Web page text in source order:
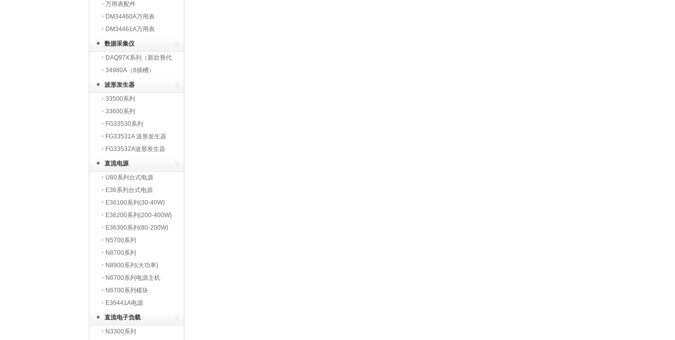
万用表配件
DM34460A万用表
DM34461A万用表
数据采集仪
DAQ97X系列（新款替代
3497X系列）
34980A（8插槽）
波形发生器
33500系列
33600系列
FG33530系列
FG33531A 波形发生器
FG33532A波形发生器
直流电源
U80系列台式电源
E36系列台式电源
E36100系列(30-40W)
E36200系列(200-400W)
E36300系列(80-200W)
N5700系列
N8700系列
N8900系列(大功率)
N6700系列电源主机
N6700系列模块
E36441A电源
直流电子负载
N3300系列